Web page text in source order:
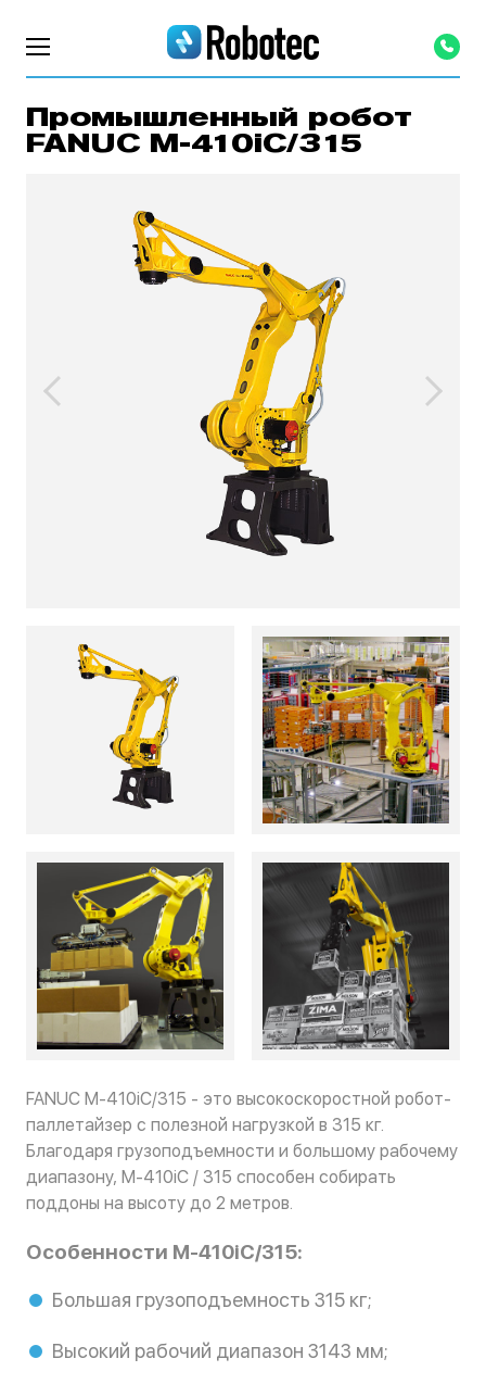
Промышленный робот
FANUC M-410iC/315
FANUC M-410iC/315 - это высокоскоростной робот-
паллетайзер с полезной нагрузкой в 315 кг.
Благодаря грузоподъемности и большому рабочему
диапазону, M-410iC / 315 способен собирать
поддоны на высоту до 2 метров.
Особенности M-410iC/315:
Большая грузоподъемность 315 кг;
Высокий рабочий диапазон 3143 мм;